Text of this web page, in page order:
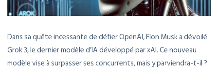
Dans sa quête incessante de défier OpenAI, Elon Musk a dévoilé
Grok 3, le dernier modèle d’IA développé par xAI. Ce nouveau
modèle vise à surpasser ses concurrents, mais y parviendra-t-il ?